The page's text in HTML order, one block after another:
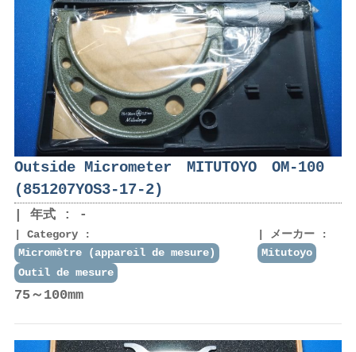
Outside Micrometer MITUTOYO OM-100
(851207YOS3-17-2)
年式 : -
Category :
Micromètre (appareil de mesure)
Outil de mesure
メーカー :
Mitutoyo
75～100mm